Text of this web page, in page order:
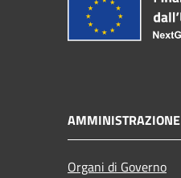
AMMINISTRAZIONE
Organi di Governo